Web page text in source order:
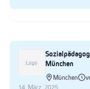
Logo
München
München
14. März. 2025